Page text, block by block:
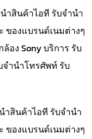
ำสินค้าไอที รับจำนำ
ของแบรนด์เนมต่างๆ
อง Sony บริการ รับ
ำนำโทรศัพท์ รับ
ำสินค้าไอที รับจำนำ
ของแบรนด์เนมต่างๆ